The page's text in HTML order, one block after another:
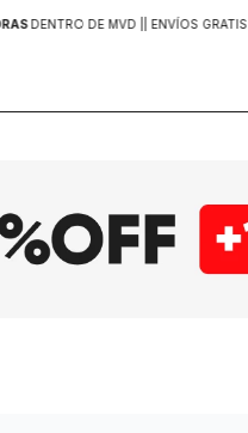
DENTRO DE MVD | | ENVÍOS GRATIS